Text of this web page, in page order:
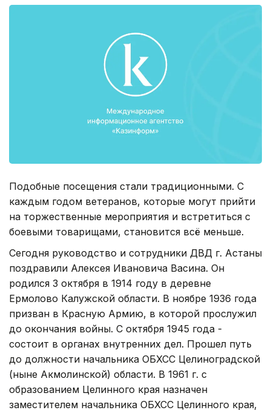
Подобные посещения стали традиционными. С
каждым годом ветеранов, которые могут прийти
на торжественные мероприятия и встретиться с
боевыми товарищами, становится всё меньше.
Сегодня руководство и сотрудники ДВД г. Астаны
поздравили Алексея Ивановича Васина. Он
родился 3 октября в 1914 году в деревне
Ермолово Калужской области. В ноябре 1936 года
призван в Красную Армию, в которой прослужил
до окончания войны. С октября 1945 года -
состоит в органах внутренних дел. Прошел путь
до должности начальника ОБХСС Целиноградской
(ныне Акмолинской) области. В 1961 г. с
образованием Целинного края назначен
заместителем начальника ОБХСС Целинного края,